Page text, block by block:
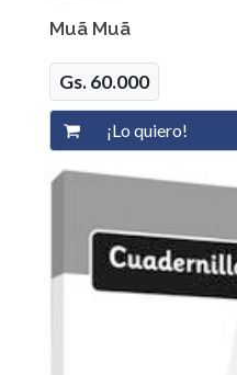
Muã Muã
Gs. 60.000